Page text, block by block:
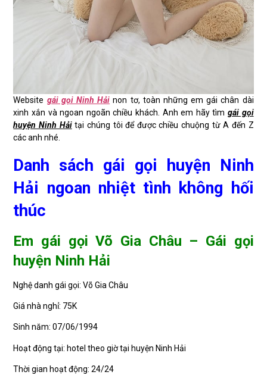
Website gái gọi Ninh Hải non tơ, toàn những em gái chân dài
xinh xắn và ngoan ngoãn chiều khách. Anh em hãy tìmgái gọi
huyện Ninh Hảitại chúng tôi để được chiều chuộng từ A đến Z
các anh nhé.
Danh sách gái gọi huyện Ninh
Hải ngoan nhiệt tình không hối
thúc
Em gái gọi Võ Gia Châu – Gái gọi
huyện Ninh Hải
Nghệ danh gái gọi: Võ Gia Châu
Giá nhà nghỉ: 75K
Sinh năm: 07/06/1994
Hoạt động tại: hotel theo giờ tại huyện Ninh Hải
Thời gian hoạt động: 24/24